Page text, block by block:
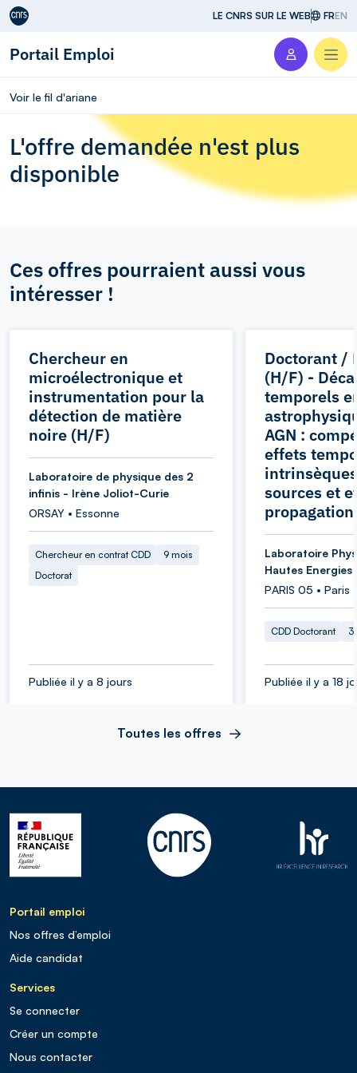
Aller au contenu LE CNRS SUR LE WEB FREN
Portail Emploi
Voir le fil d'ariane
L'offre demandée n'est plus
disponible
Ces offres pourraient aussi vous
intéresser !
Chercheur en
microélectronique et
instrumentation pour la
détection de matière
noire (H/F)
Laboratoire de physique des 2
infinis - Irène Joliot-Curie
ORSAY • Essonne
Chercheur en contrat CDD
9 mois
Doctorat
Publiée il y a 8 jours
Doctorant /
(H/F) -
temporels
AGN :
effets
sources et
propagation
Laboratoire
Hautes Energies
PARIS 05 • Paris
CDD Doctorant
Publiée il y a 18
Toutes les offres
Portail emploi
Nos offres d’emploi
Aide candidat
Services
Se connecter
Créer un compte
Nous contacter